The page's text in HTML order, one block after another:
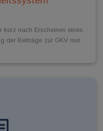
kurz nach Erscheinen eines
der Beiträge zur GKV nun